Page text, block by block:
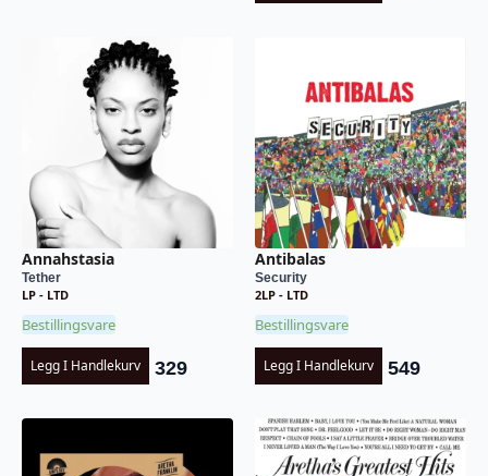
Annahstasia
Tether
LP - LTD
Bestillingsvare
Legg I Handlekurv 329
Antibalas
Security
2LP - LTD
Bestillingsvare
Legg I Handlekurv 549